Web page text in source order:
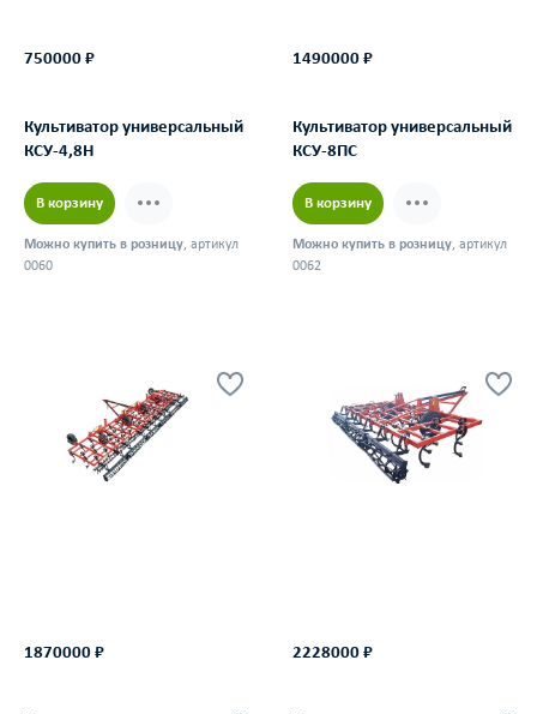
750000 ₽
Культиватор универсальный
КСУ-4,8Н
В корзину
Можно купить в розницу, артикул
0060
1490000 ₽
Культиватор универсальный
КСУ-8ПС
В корзину
Можно купить в розницу, артикул
0062
1870000 ₽ 2228000 ₽